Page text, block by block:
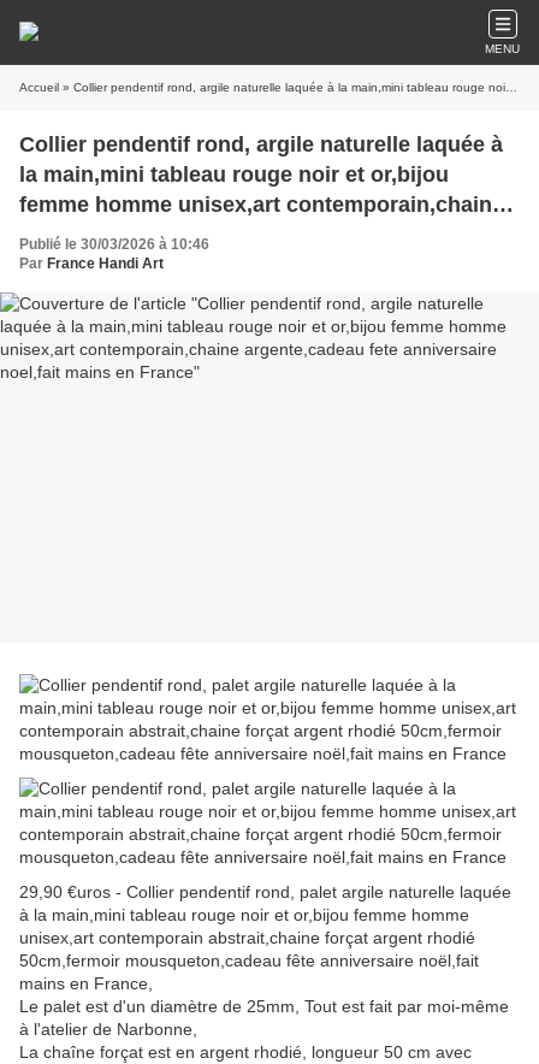
MENU
Accueil » Collier pendentif rond, argile naturelle laquée à la main,mini tableau rouge noir et or,bijou femme homme unisex,art contemporain,chaine argente,cadeau fete anniversaire noel,fait mains en France
Collier pendentif rond, argile naturelle laquée à
la main,mini tableau rouge noir et or,bijou
femme homme unisex,art contemporain,chaine
argente,cadeau fete anniversaire noel,fait mains
en France
Publié le 30/03/2026 à 10:46
Par France Handi Art
29,90 €uros - Collier pendentif rond, palet argile naturelle laquée
à la main,mini tableau rouge noir et or,bijou femme homme
unisex,art contemporain abstrait,chaine forçat argent rhodié
50cm,fermoir mousqueton,cadeau fête anniversaire noël,fait
mains en France,
Le palet est d'un diamètre de 25mm, Tout est fait par moi-même
à l'atelier de Narbonne,
La chaîne forçat est en argent rhodié, longueur 50 cm avec